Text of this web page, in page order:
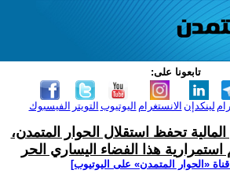
تابعونا على:
الفيسبوك التويتر اليوتيوب الانستغرام لينكدإن
تحفظ استقلال الحوار المتمدن،
هذا الفضاء اليساري الحر
‫«الحوار المتمدن» على اليوتيوب]